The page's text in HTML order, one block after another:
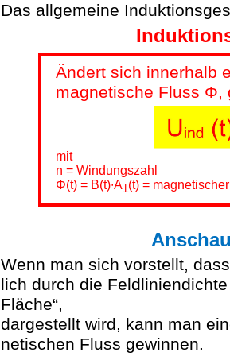
Das allgemeine
Ändert sich innerhalb
magnetische Fluss Φ,
mit
n = Windungszahl
Φ(t) = B(t)∙AꞱ(t) =
Wenn man sich vorstellt,
lich durch die
Fläche“,
dargestellt wird, kann man
netischen Fluss gewinnen.